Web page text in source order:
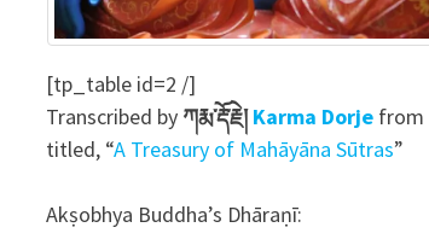
[tp_table id=2 /]
Transcribed by ཀརྨ་རྡོ་རྗེ།Karma Dorje from
titled, “A Treasury of Mahāyāna Sūtras”
Akṣobhya Buddha’s Dhāraṇī: